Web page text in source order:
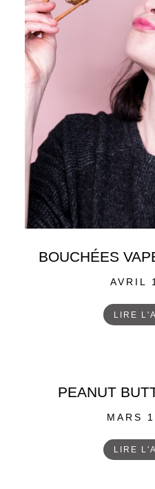
BOUCHÉES
POSTED
AVRIL
LIRE
PEANUT
MARS
LIRE